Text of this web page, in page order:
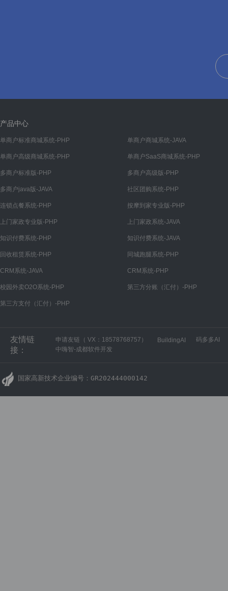
产品中心
单商户标准商城系统-PHP 单商户商城系统-JAVA
单商户高级商城系统-PHP 单商户SaaS商城系统-PHP
多商户标准版-PHP 多商户高级版-PHP
多商户java版-JAVA 社区团购系统-PHP
连锁点餐系统-PHP 按摩到家专业版-PHP
上门家政专业版-PHP 上门家政系统-JAVA
知识付费系统-PHP 知识付费系统-JAVA
回收租赁系统-PHP 同城跑腿系统-PHP
CRM系统-JAVA CRM系统-PHP
校园外卖O2O系统-PHP 第三方分账（汇付）-PHP
第三方支付（汇付）-PHP
友情链
接：
申请友链（ VX：18578768757） BuildingAI
码多多AI
中嗨智-成都软件开发
国家高新技术企业编号：GR202444000142